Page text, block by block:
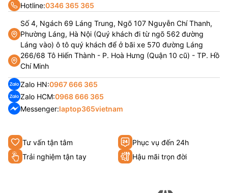
Tư vấn tận tâm
Phục vụ đến 24h
Trải nghiệm tận tay
Hậu mãi trọn đời
Hotline:0346 365 365
Số 4, Ngách 69 Láng Trung, Ngõ 107 Nguyễn Chí Thanh,
Phường Láng, Hà Nội (Quý khách đi từ ngõ 562 đường
Láng vào) ô tô quý khách để ở bãi xe 570 đường Láng
266/68 Tô Hiến Thành - P. Hoà Hưng (Quận 10 cũ) - TP. Hồ
Chí Minh
Zalo HN:0967 666 365
Zalo HCM:0968 666 365
Messenger:laptop365vietnam